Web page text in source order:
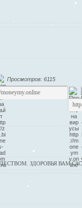
Просмотров: 6115
ЗДОРОВЬЯ ВАМ